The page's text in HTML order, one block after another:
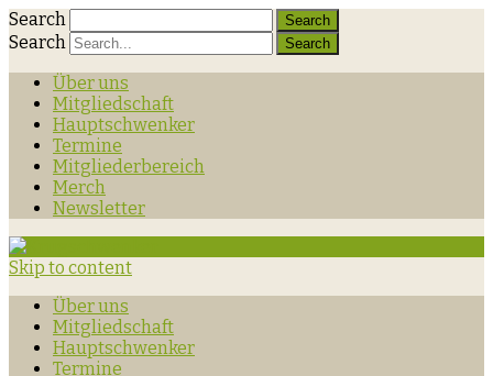
Search
Search
Über uns
Mitgliedschaft
Hauptschwenker
Termine
Mitgliederbereich
Merch
Newsletter
Skip to content
Über uns
Mitgliedschaft
Hauptschwenker
Termine